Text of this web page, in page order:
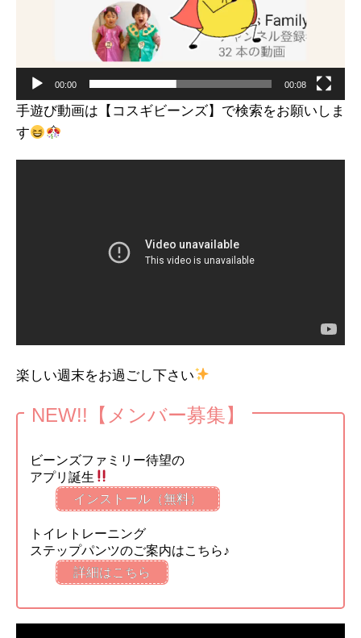
00:00 00:08
手遊び動画は【コスギビーンズ】で検索をお願いしま
す
楽しい週末をお過ごし下さい
NEW!!【メンバー募集】
ビーンズファミリー待望の
アプリ誕生
インストール（無料）
トイレトレーニング
ステップパンツのご案内はこちら♪
詳細はこちら